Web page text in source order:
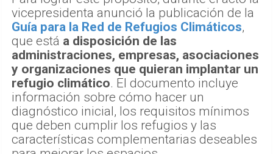
vicepresidenta anunció la publicación de la
Guía para la Red de Refugios Climáticos,
que está a disposición de las
administraciones, empresas, asociaciones
y organizaciones que quieran implantar un
refugio climático. El documento incluye
información sobre cómo hacer un
diagnóstico inicial, los requisitos mínimos
que deben cumplir los refugios y las
características complementarias deseables